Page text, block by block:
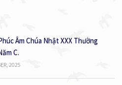
Âm Chúa Nhật XXX Thường
C.
2025